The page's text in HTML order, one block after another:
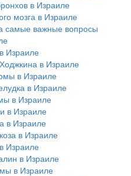
в Израиле
мозга в Израиле
самые важные вопросы
Израиле
в Израиле
в Израиле
в Израиле
в Израиле
в Израиле
в Израиле
в Израиле
Израиле
в Израиле
в Израиле